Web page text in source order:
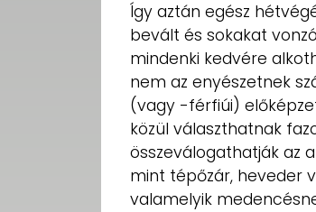
Így aztán egész
bevált és sokakat vonzó
mindenki kedvére
nem az enyészetnek
(vagy -férfiúi)
közül választhatnak
összeválogathatják az
mint tépőzár, heveder
valamelyik